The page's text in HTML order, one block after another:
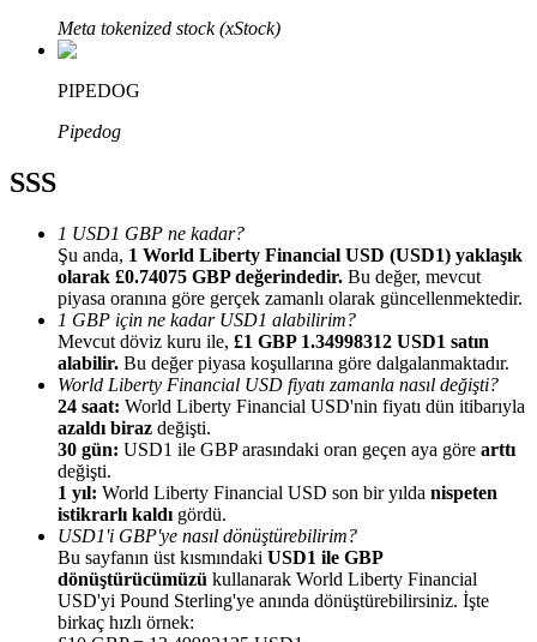
Bitrue İş Ortağı
Kullanıcı başına %65'e kadar komisyon!
Yönlendirme
Arkadaşını davet et, nakit ödüller kazan
BTC Welcome Rewards
Meta tokenized stock (xStock)
PIPEDOG
Pipedog
SSS
1 USD1 GBP ne kadar?
Şu anda, 1 World Liberty Financial USD (USD1) yaklaşık
olarak £0.74075 GBP değerindedir. Bu değer, mevcut
piyasa oranına göre gerçek zamanlı olarak güncellenmektedir.
1 GBP için ne kadar USD1 alabilirim?
Mevcut döviz kuru ile, £1 GBP 1.34998312 USD1 satın
alabilir. Bu değer piyasa koşullarına göre dalgalanmaktadır.
World Liberty Financial USD fiyatı zamanla nasıl değişti?
24 saat: World Liberty Financial USD'nin fiyatı dün itibarıyla
azaldı biraz değişti.
30 gün: USD1 ile GBP arasındaki oran geçen aya göre arttı
değişti.
1 yıl: World Liberty Financial USD son bir yılda nispeten
istikrarlı kaldı gördü.
USD1'i GBP'ye nasıl dönüştürebilirim?
Bu sayfanın üst kısmındaki USD1 ile GBP
dönüştürücümüzü kullanarak World Liberty Financial
USD'yi Pound Sterling'ye anında dönüştürebilirsiniz. İşte
birkaç hızlı örnek: